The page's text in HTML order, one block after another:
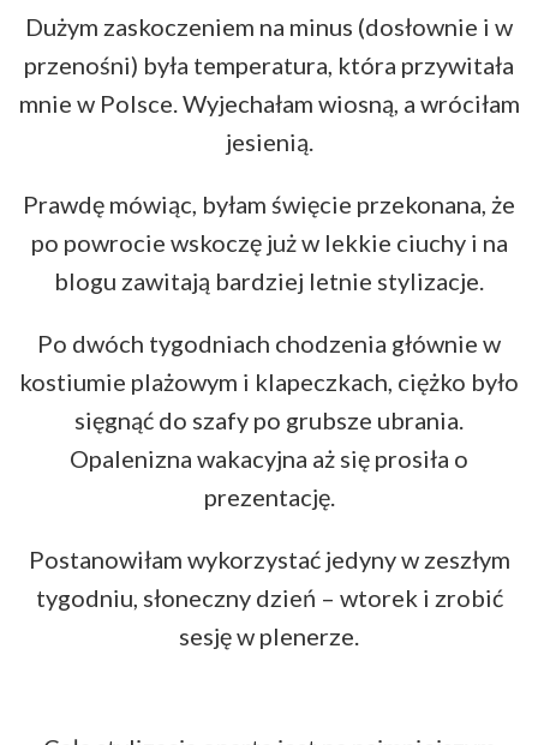
Dużym zaskoczeniem na minus (dosłownie i w
przenośni) była temperatura, która przywitała
mnie w Polsce. Wyjechałam wiosną, a wróciłam
jesienią.
Prawdę mówiąc, byłam święcie przekonana, że
po powrocie wskoczę już w lekkie ciuchy i na
blogu zawitają bardziej letnie stylizacje.
Po dwóch tygodniach chodzenia głównie w
kostiumie plażowym i klapeczkach, ciężko było
sięgnąć do szafy po grubsze ubrania.
Opalenizna wakacyjna aż się prosiła o
prezentację.
Postanowiłam wykorzystać jedyny w zeszłym
tygodniu, słoneczny dzień – wtorek i zrobić
sesję w plenerze.